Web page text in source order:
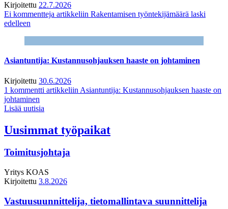
Kirjoitettu 22.7.2026
Ei kommentteja artikkeliin Rakentamisen työntekijämäärä laski
edelleen
Asiantuntija: Kustannusohjauksen haaste on johtaminen
Kirjoitettu 30.6.2026
1 kommentti artikkeliin Asiantuntija: Kustannusohjauksen haaste on
johtaminen
Lisää uutisia
Uusimmat työpaikat
Toimitusjohtaja
Yritys KOAS
Kirjoitettu 3.8.2026
Vastuusuunnittelija, tietomallintava suunnittelija